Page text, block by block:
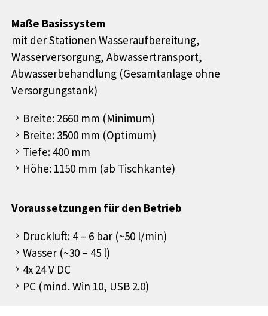
Maße Basissystem
mit der Stationen Wasseraufbereitung,
Wasserversorgung, Abwassertransport,
Abwasserbehandlung (Gesamtanlage ohne
Versorgungstank)
Breite: 2660 mm (Minimum)
Breite: 3500 mm (Optimum)
Tiefe: 400 mm
Höhe: 1150 mm (ab Tischkante)
Voraussetzungen für den Betrieb
Druckluft: 4 – 6 bar (~50 l/min)
Wasser (~30 – 45 l)
4x 24 V DC
PC (mind. Win 10, USB 2.0)